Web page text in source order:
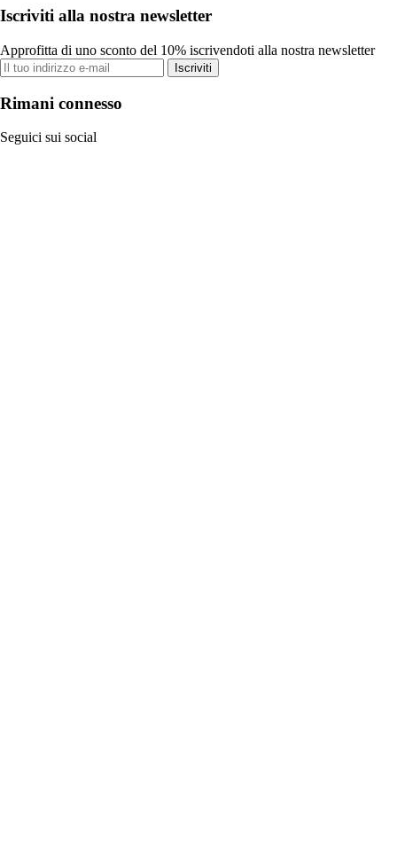
Iscriviti alla nostra newsletter
Approfitta di uno sconto del 10% iscrivendoti alla nostra newsletter
Iscriviti
Rimani connesso
Seguici sui social